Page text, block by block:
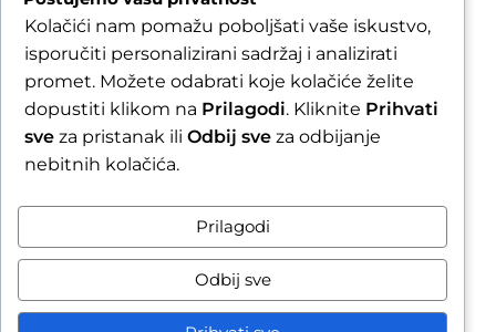
16 August 2026, all orders received after 30 July
2026 will be processed and shipped during the
week following our return.
By completing your order, you confirm that you
are aware of the possible extended shipping
Zatvori obavijest / Close
Kolačići nam pomažu poboljšati vaše iskustvo,
isporučiti personalizirani sadržaj i analizirati
promet. Možete odabrati koje kolačiće želite
dopustiti klikom na Prilagodi. Kliknite Prihvati
sve za pristanak ili Odbij sve za odbijanje
nebitnih kolačića.
Prilagodi
Odbij sve
Raskid ugovora